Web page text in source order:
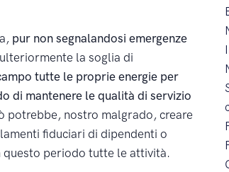
pur non segnalandosi emergenze
la soglia di
tutte le proprie energie per
di mantenere le qualità di servizio
potrebbe, nostro malgrado, creare
fiduciari di dipendenti o
periodo tutte le attività.